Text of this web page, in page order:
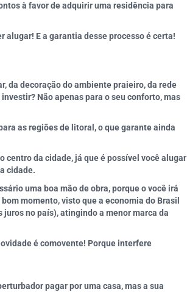
à favor de adquirir uma residência para
alugar! E a garantia desse processo é certa!
da decoração do ambiente praieiro, da rede
Não apenas para o seu conforto, mas
as regiões de litoral, o que garante ainda
centro da cidade, já que é possível você alugar
cidade.
uma boa mão de obra, porque o você irá
momento, visto que a economia do Brasil
no país), atingindo a menor marca da
é comovente! Porque interfere
pagar por uma casa, mas a sua